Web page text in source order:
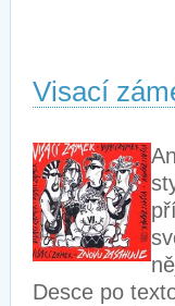
Visací
Desce po